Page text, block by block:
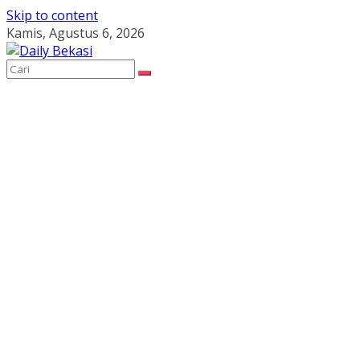
Skip to content
Kamis, Agustus 6, 2026